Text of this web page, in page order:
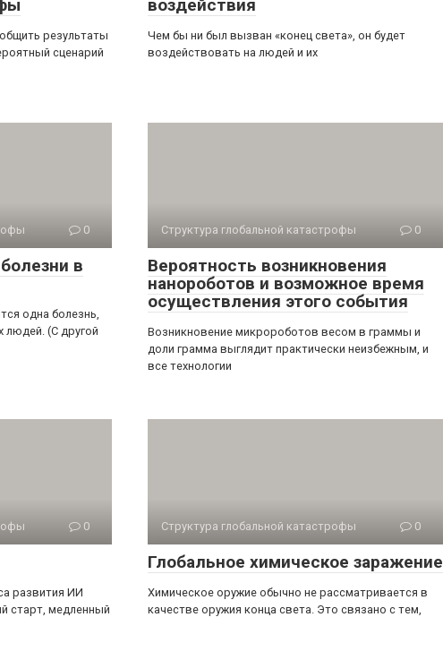
результаты
сценарий
воздействия
Чем бы ни был вызван «конец света», он будет
воздействовать на людей и их
0
в
одна болезнь,
людей. (С другой
Структура глобальной катастрофы 0
Вероятность возникновения
нанороботов и возможное время
осуществления этого события
Возникновение микророботов весом в граммы и
доли грамма выглядит практически неизбежным, и
все технологии
0
развития ИИ
старт, медленный
Структура глобальной катастрофы 0
Глобальное химическое заражение
Химическое оружие обычно не рассматривается в
качестве оружия конца света. Это связано с тем,